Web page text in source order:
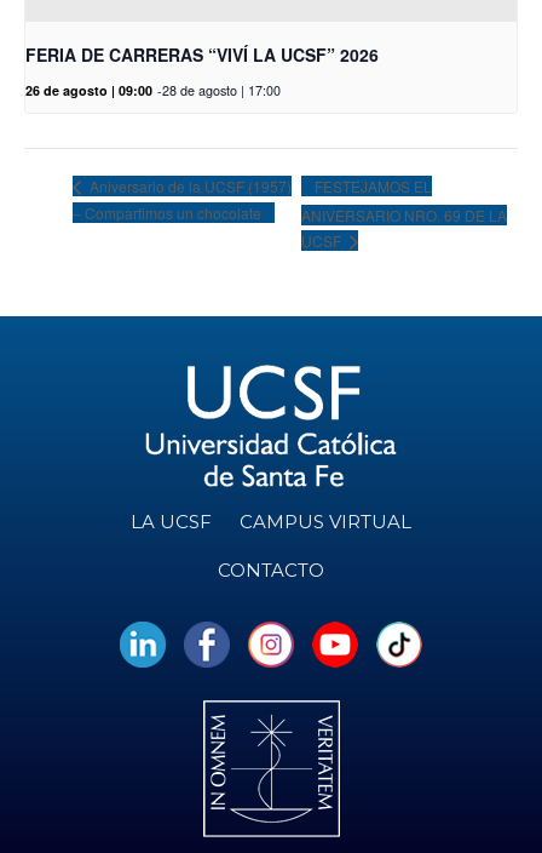
FERIA DE CARRERAS “VIVÍ LA UCSF” 2026
26 de agosto | 09:00 -28 de agosto | 17:00
Aniversario de la UCSF (1957)
– Compartimos un chocolate
FESTEJAMOS EL
ANIVERSARIO NRO. 69 DE LA
UCSF
LA UCSF CAMPUS VIRTUAL
CONTACTO